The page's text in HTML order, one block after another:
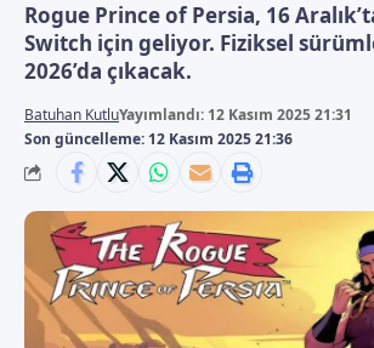
Rogue Prince of Persia, 16
Switch için geliyor. Fiziksel
2026’da çıkacak.
Son güncelleme: 12 Kasım 2025 21:36
Batuhan KutluYayımlandı: 12 Kasım 2025 21:31